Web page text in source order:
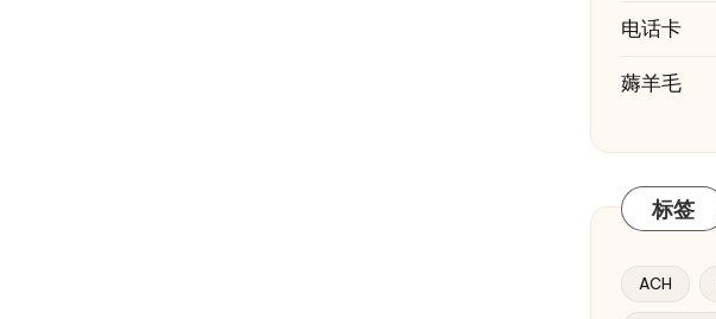
电话卡
薅羊毛
标签
ACH